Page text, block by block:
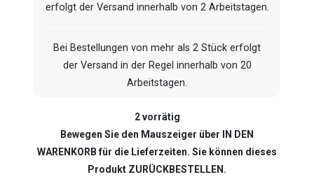
erfolgt der Versand innerhalb von 2 Arbeitstagen.
Bei Bestellungen von mehr als 2 Stück erfolgt
der Versand in der Regel innerhalb von 20
Arbeitstagen.
2 vorrätig
Bewegen Sie den Mauszeiger über IN DEN
WARENKORB für die Lieferzeiten. Sie können dieses
Produkt ZURÜCKBESTELLEN.